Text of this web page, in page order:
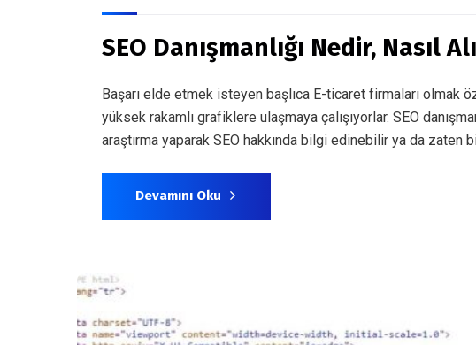
SEO Danışmanlığı Nedir, Nasıl
Başarı elde etmek isteyen başlıca E-ticaret firmaları olmak
yüksek rakamlı grafiklere ulaşmaya çalışıyorlar. SEO
araştırma yaparak SEO hakkında bilgi edinebilir ya da zaten
Devamını Oku